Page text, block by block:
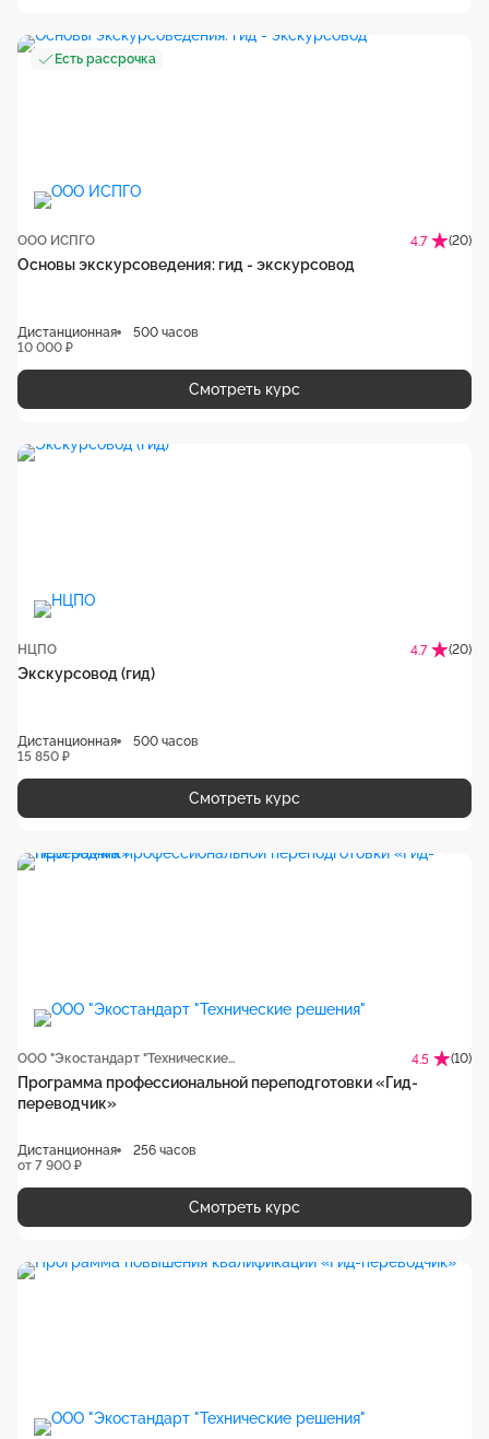
Есть рассрочка
ООО ИСПГО 4.7 (20)
Основы экскурсоведения: гид - экскурсовод
Дистанционная
500 часов
10 000 ₽
Смотреть курс
НЦПО 4.7 (20)
Экскурсовод (гид)
Дистанционная
500 часов
15 850 ₽
Смотреть курс
ООО "Экостандарт "Технические решения" 4.5 (10)
Программа профессиональной переподготовки «Гид-
переводчик‎»
Дистанционная
256 часов
от 7 900 ₽
Смотреть курс